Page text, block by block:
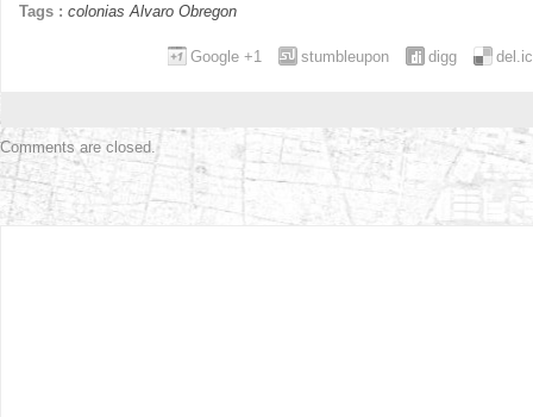
Tags : colonias Alvaro Obregon
digg
stumbleupon
Google +1
Comments are closed.